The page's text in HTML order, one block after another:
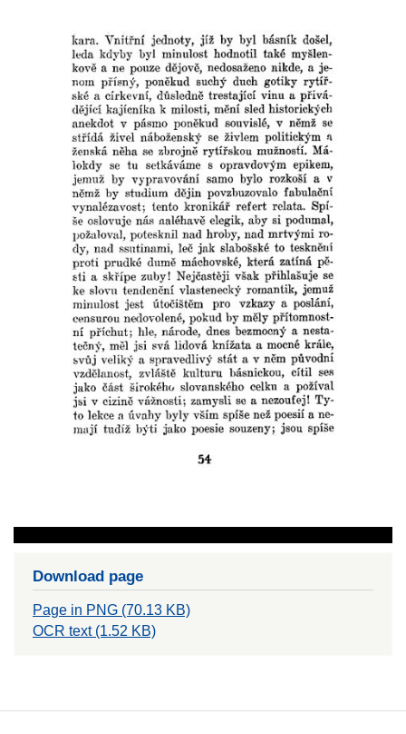
Download page
Page in PNG (70.13 KB)
OCR text (1.52 KB)